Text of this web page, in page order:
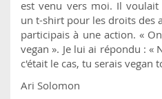
est venu vers moi. Il voulait
un t-shirt pour les droits des
participais à une action. «
vegan ». Je lui ai répondu : «
c'était le cas, tu serais vegan
Ari Solomon